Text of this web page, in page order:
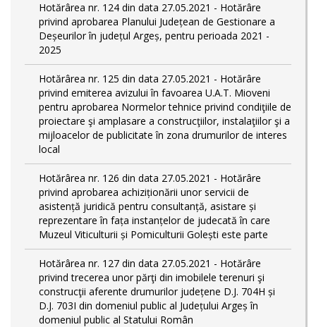
Hotărârea nr. 124 din data 27.05.2021 - Hotărâre
privind aprobarea Planului Județean de Gestionare a
Deșeurilor în județul Argeș, pentru perioada 2021 -
2025
Hotărârea nr. 125 din data 27.05.2021 - Hotărâre
privind emiterea avizului în favoarea U.A.T. Mioveni
pentru aprobarea Normelor tehnice privind condiţiile de
proiectare şi amplasare a construcţiilor, instalaţiilor şi a
mijloacelor de publicitate în zona drumurilor de interes
local
Hotărârea nr. 126 din data 27.05.2021 - Hotărâre
privind aprobarea achiziționării unor servicii de
asistență juridică pentru consultanță, asistare și
reprezentare în fața instanțelor de judecată în care
Muzeul Viticulturii și Pomiculturii Golești este parte
Hotărârea nr. 127 din data 27.05.2021 - Hotărâre
privind trecerea unor părţi din imobilele terenuri şi
construcţii aferente drumurilor județene D.J. 704H și
D.J. 703I din domeniul public al Județului Argeș în
domeniul public al Statului Român